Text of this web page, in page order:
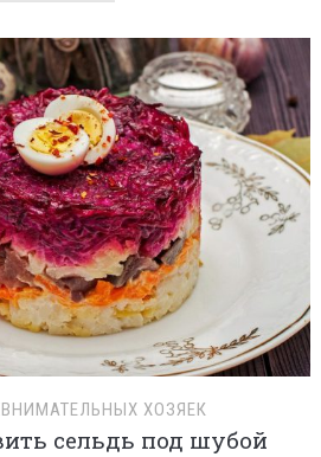
ХОЗЯЕК
сельдь под шубой